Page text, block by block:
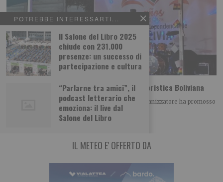
POTREBBE INTERESSARTI...
Il Salone del Libro 2025
chiude con 231.000
presenze: un successo di
partecipazione e cultura
“Parlarne tra amici”, il
podcast letterario che
emoziona: il live dal
Salone del Libro
Madonna di Urkupiña: Feste e Parata Folkloristica Boliviana
La Comunità Boliviana di Torino e il Comitato Organizzatore ha promosso
a Torino le Feste commemorative
IL METEO E' OFFERTO DA